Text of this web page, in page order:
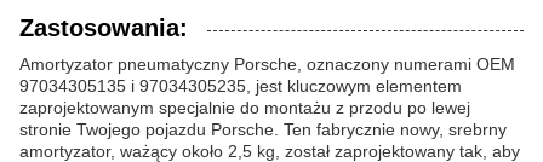
Zastosowania:
Amortyzator pneumatyczny Porsche, oznaczony numerami OEM
97034305135 i 97034305235, jest kluczowym elementem
zaprojektowanym specjalnie do montażu z przodu po lewej
stronie Twojego pojazdu Porsche. Ten fabrycznie nowy, srebrny
amortyzator, ważący około 2,5 kg, został zaprojektowany tak, aby